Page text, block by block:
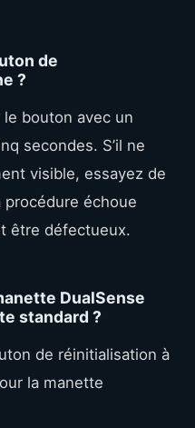
de
?
bouton avec un
secondes. S’il ne
visible, essayez de
échoue
être défectueux.
DualSense
standard ?
de réinitialisation à
la manette